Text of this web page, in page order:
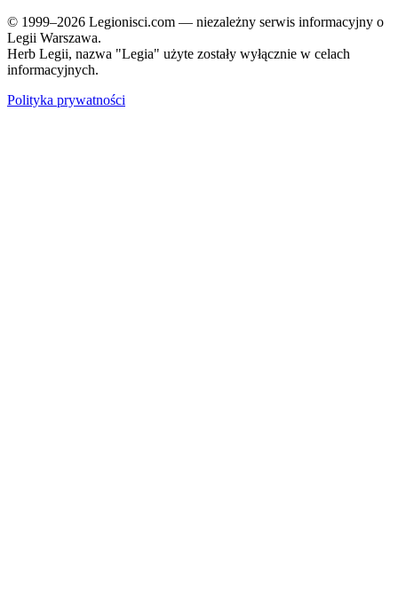
© 1999–2026 Legionisci.com — niezależny serwis informacyjny o
Legii Warszawa.
Herb Legii, nazwa "Legia" użyte zostały wyłącznie w celach
informacyjnych.
Polityka prywatności